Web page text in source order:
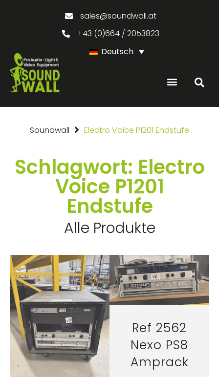
sales@soundwall.at
+43 (0)664 / 2053823
Deutsch
Soundwall Electro Voice P1201 Endstufe
Schlagwort: Electro
Voice P1201
Endstufe
Alle Produkte
Ref 2562
Nexo PS8
Amprack